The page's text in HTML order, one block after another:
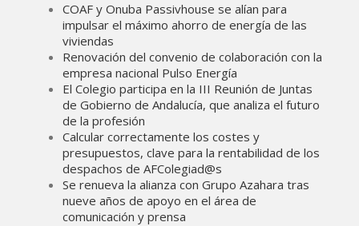
COAF y Onuba Passivhouse se alían para
impulsar el máximo ahorro de energía de las
viviendas
Renovación del convenio de colaboración con la
empresa nacional Pulso Energía
El Colegio participa en la III Reunión de Juntas
de Gobierno de Andalucía, que analiza el futuro
de la profesión
Calcular correctamente los costes y
presupuestos, clave para la rentabilidad de los
despachos de AFColegiad@s
Se renueva la alianza con Grupo Azahara tras
nueve años de apoyo en el área de
comunicación y prensa